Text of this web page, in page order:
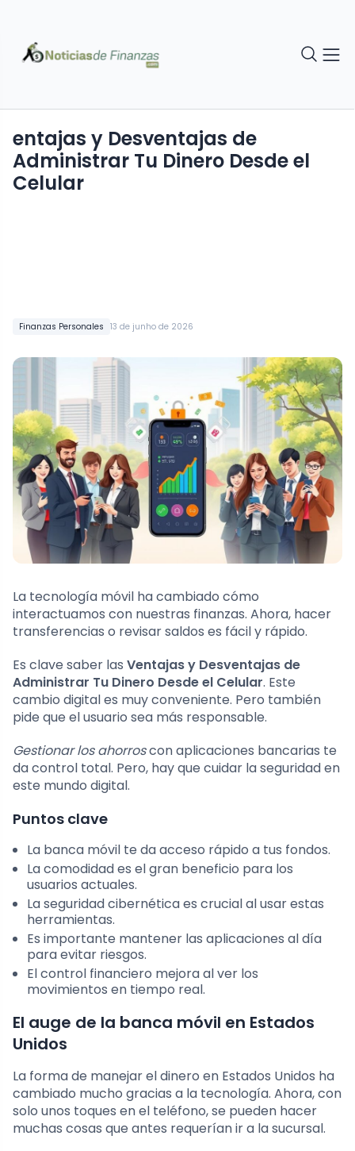
Finanzas Personales 13 de junho de 2026
entajas y Desventajas de
Administrar Tu Dinero Desde el
Celular
La tecnología móvil ha cambiado cómo
interactuamos con nuestras finanzas. Ahora, hacer
transferencias o revisar saldos es fácil y rápido.
Es clave saber las Ventajas y Desventajas de
Administrar Tu Dinero Desde el Celular. Este
cambio digital es muy conveniente. Pero también
pide que el usuario sea más responsable.
Gestionar los ahorroscon aplicaciones bancarias te
da control total. Pero, hay que cuidar la seguridad en
este mundo digital.
Puntos clave
La banca móvil te da acceso rápido a tus fondos.
La comodidad es el gran beneficio para los
usuarios actuales.
La seguridad cibernética es crucial al usar estas
herramientas.
Es importante mantener las aplicaciones al día
para evitar riesgos.
El control financiero mejora al ver los
movimientos en tiempo real.
El auge de la banca móvil en Estados
Unidos
La forma de manejar el dinero en Estados Unidos ha
cambiado mucho gracias a la tecnología. Ahora, con
solo unos toques en el teléfono, se pueden hacer
muchas cosas que antes requerían ir a la sucursal.